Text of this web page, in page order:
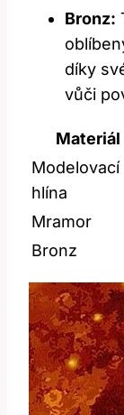
Bronz:
díky
vůči
Materiál
Modelovací
hlína
Mramor
Bronz